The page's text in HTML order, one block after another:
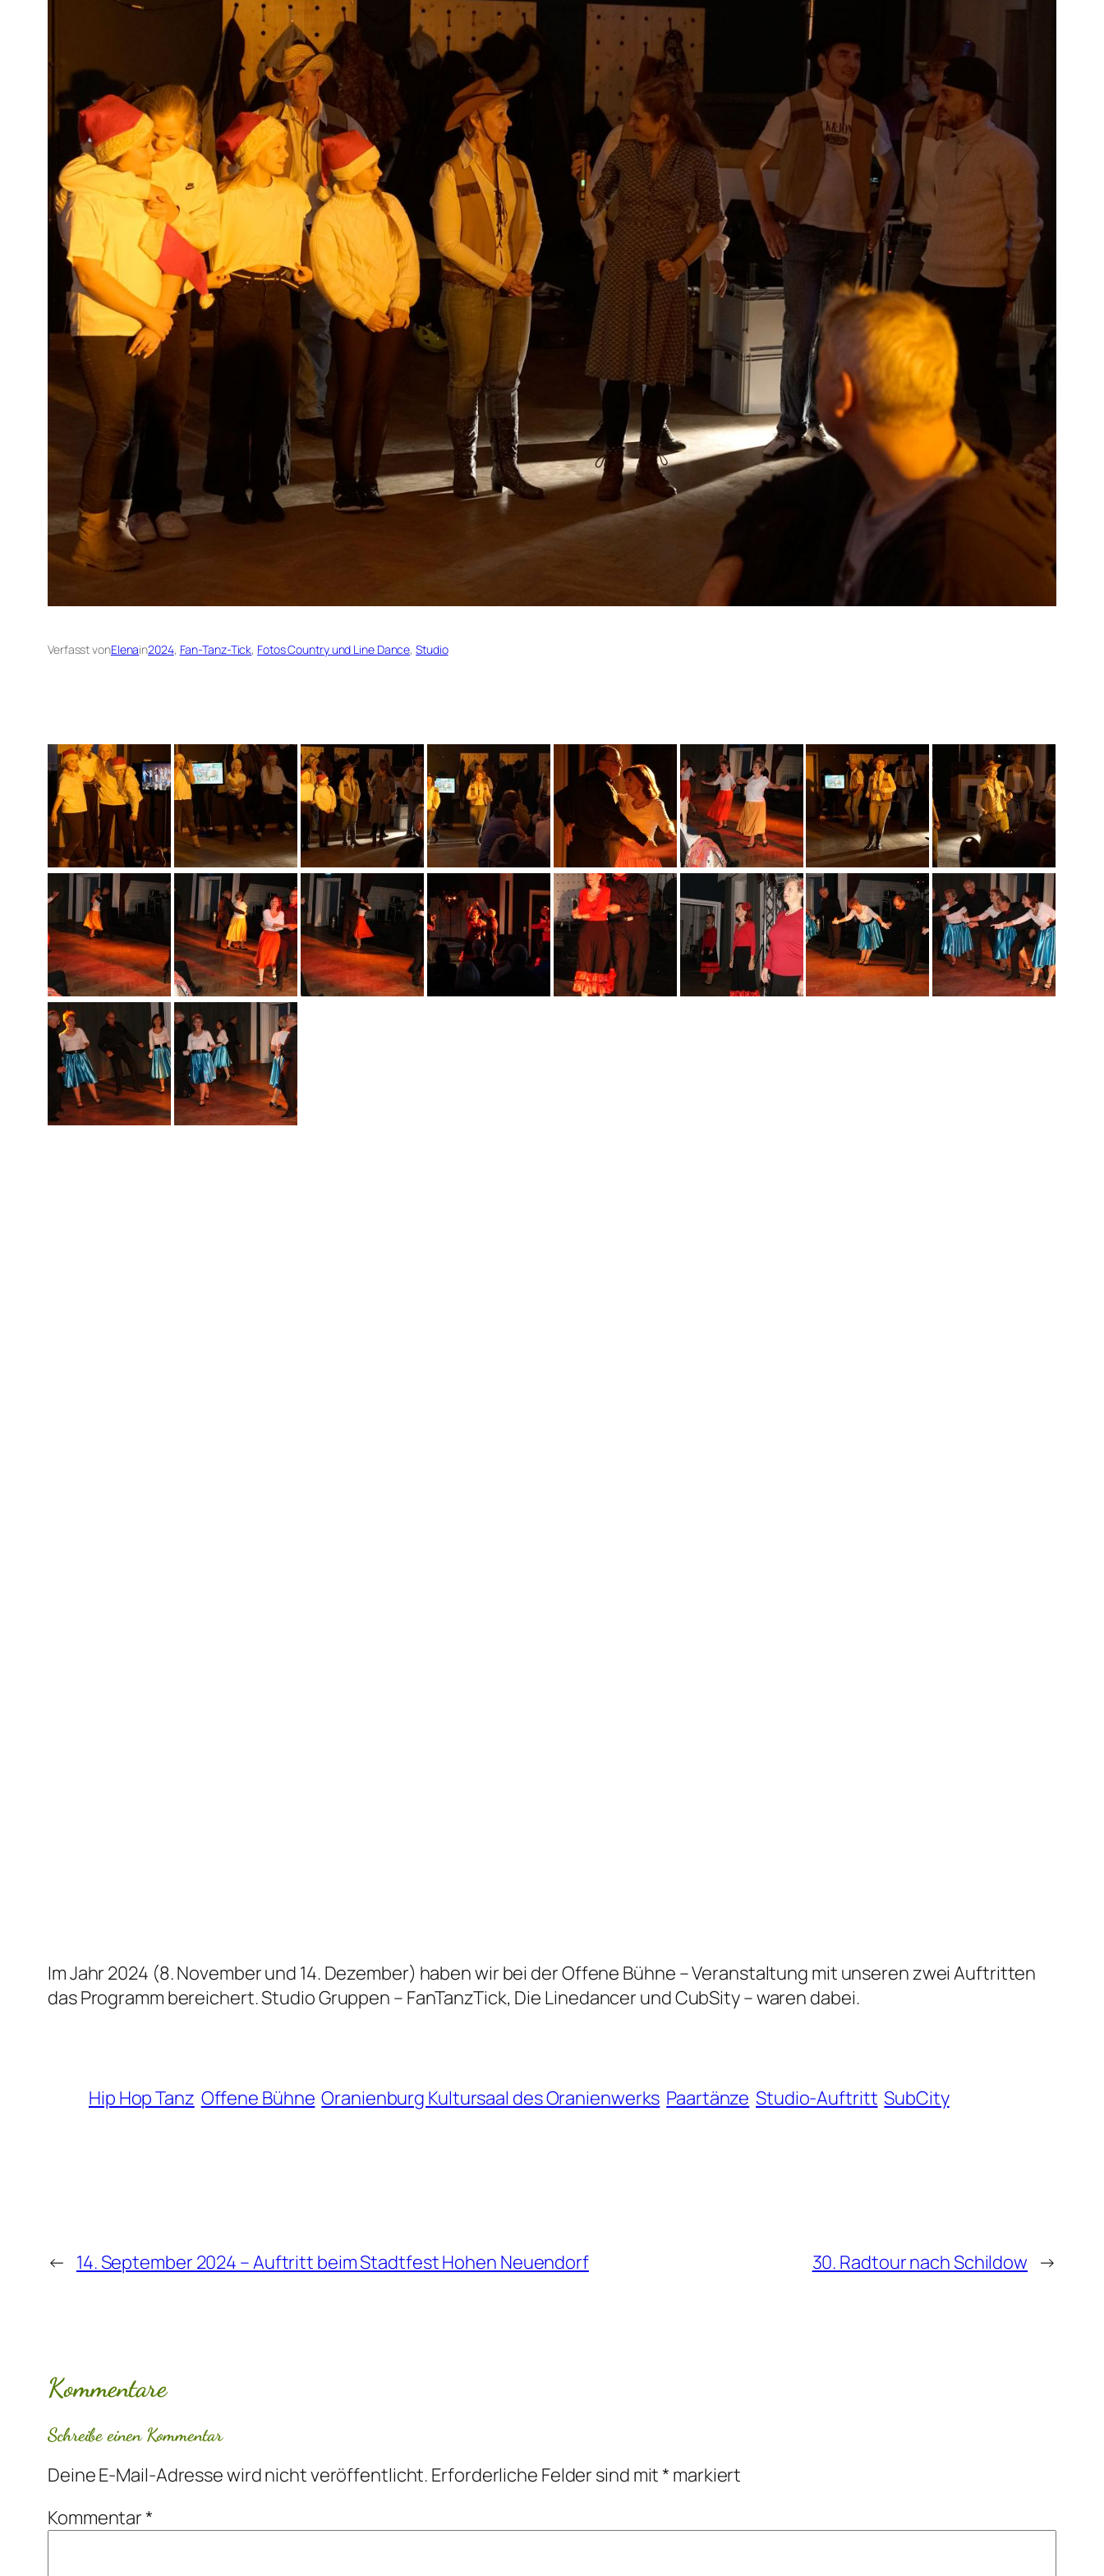
Verfasst vonElenain2024, Fan-Tanz-Tick, Fotos Country und Line Dance, Studio
Im Jahr 2024 (8. November und 14. Dezember) haben wir bei der Offene Bühne – Veranstaltung mit unseren zwei Auftritten
das Programm bereichert. Studio Gruppen – FanTanzTick, Die Linedancer und CubSity – waren dabei.
Hip Hop Tanz Offene Bühne Oranienburg Kultursaal des Oranienwerks Paartänze Studio-Auftritt SubCity
← 14. September 2024 – Auftritt beim Stadtfest Hohen Neuendorf 30. Radtour nach Schildow →
Kommentare
Schreibe einen Kommentar
Deine E-Mail-Adresse wird nicht veröffentlicht. Erforderliche Felder sind mit* markiert
Kommentar*